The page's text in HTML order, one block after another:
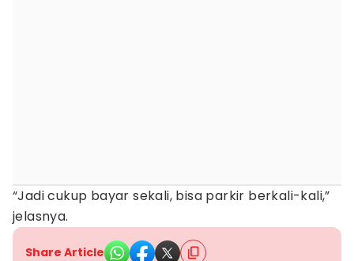
“Jadi cukup bayar sekali, bisa parkir berkali-kali,”
jelasnya.
Share Article